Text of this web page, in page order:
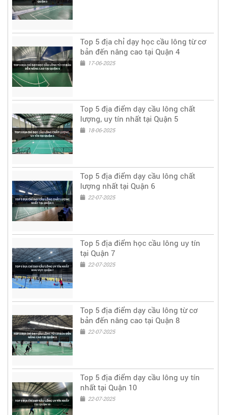
Top 5 địa chỉ dạy học cầu lông từ cơ
bản đến nâng cao tại Quận 4
17-06-2025
Top 5 địa điểm dạy cầu lông chất
lượng, uy tín nhất tại Quận 5
18-06-2025
Top 5 địa điểm dạy cầu lông chất
lượng nhất tại Quận 6
22-07-2025
Top 5 địa điểm học cầu lông uy tín
tại Quận 7
22-07-2025
Top 5 địa điểm dạy cầu lông từ cơ
bản đến nâng cao tại Quận 8
22-07-2025
Top 5 địa điểm dạy cầu lông uy tín
nhất tại Quận 10
22-07-2025